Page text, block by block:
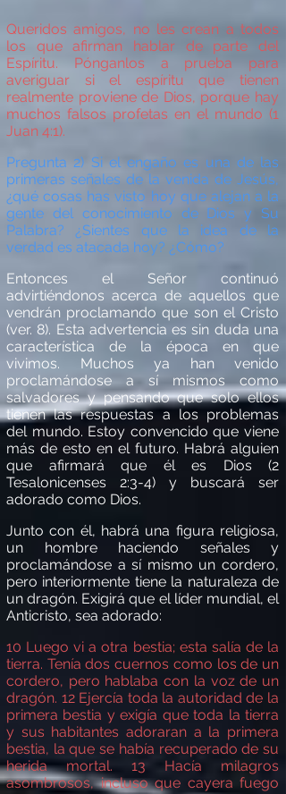
Queridos amigos, no les crean a todos
los que afirman hablar de parte del
Espíritu. Pónganlos a prueba para
averiguar si el espíritu que tienen
realmente proviene de Dios, porque hay
muchos falsos profetas en el mundo (1
Juan 4:1).
Pregunta 2) Si el engaño es una de las
primeras señales de la venida de Jesús,
¿quécosas has visto hoy que alejan a la
gente del conocimiento de Dios y Su
Palabra? ¿Sientes que la idea de la
verdad es atacada hoy? ¿Cómo?
Entonces el Señor continuó
advirtiéndonos acerca de aquellos que
vendrán proclamando que son el Cristo
(ver. 8). Esta advertencia es sin duda una
característica de la época en que
vivimos. Muchos ya han venido
proclamándose a sí mismos como
salvadores y pensando que solo ellos
tienen las respuestas a los problemas
del mundo. Estoy convencido que viene
más de esto en el futuro. Habrá alguien
que afirmará que él es Dios (2
Tesalonicenses 2:3-4) y buscará ser
adorado como Dios.
Junto con él, habrá una figura religiosa,
un hombre haciendo señales y
proclamándose a sí mismo un cordero,
pero interiormente tiene la naturaleza de
un dragón. Exigiráque el líder mundial, el
Anticristo, sea adorado:
10 Luego vi a otra bestia; esta salía de la
tierra. Tenía dos cuernos como los de un
cordero, pero hablaba con la voz de un
dragón. 12 Ejercía toda la autoridad de la
primera bestia yexigía que toda la tierra
y sus habitantes adoraran a la primera
bestia, la que se había recuperado de su
herida mortal. 13 Hacía milagros
asombrosos, incluso que cayera fuego